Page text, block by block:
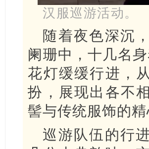
汉服巡游活动。
随着夜色深沉
阑珊中，十几名
花灯缓缓行进，
扮，展现出各不
髻与传统服饰的
巡游队伍的行